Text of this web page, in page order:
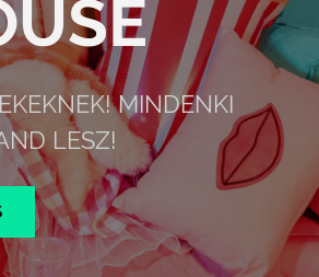
MINDENKI
LESZ!